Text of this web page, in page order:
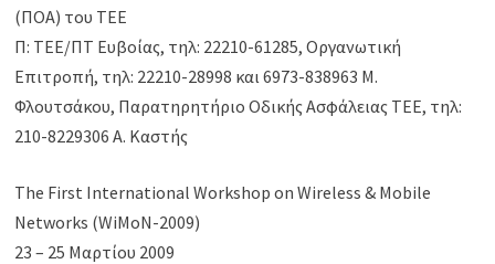
(ΠΟΑ) του ΤΕΕ
Π: ΤΕΕ/ΠΤ Ευβοίας, τηλ: 22210-61285, Οργανωτική
Επιτροπή, τηλ: 22210-28998 και 6973-838963 Μ.
Φλουτσάκου, Παρατηρητήριο Οδικής Ασφάλειας ΤΕΕ, τηλ:
210-8229306 Α. Καστής
The First International Workshop on Wireless & Mobile
Networks (WiMoN-2009)
23 – 25 Μαρτίου 2009